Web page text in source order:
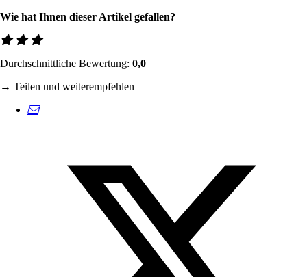
Wie hat Ihnen dieser Artikel gefallen?
Durchschnittliche Bewertung: 0,0
→ Teilen und weiterempfehlen